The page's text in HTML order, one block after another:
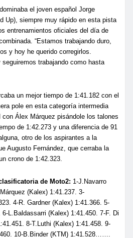
el joven español Jorge
Up), siempre muy rápido en esta pista
entrenamientos oficiales del día de
“Estamos trabajando duro,
y hoy he querido corregirlos.
trabajando como hasta
un mejor tiempo de 1:41.182 con el
pole en esta categoría intermedia
Álex Márquez pisándole los talones
de 1:42.273 y una diferencia de 91
otro de los aspirantes a la
Augusto Fernández, que cerraba la
crono de 1:42.323.
de Moto2: 1-J.Navarro
(Kalex) 1:41.237. 3-
4-R. Gardner (Kalex) 1:41.366. 5-
L.Baldassarri (Kalex) 1:41.450. 7-F. Di
8-T.Luthi (Kalex) 1:41.458. 9-
10-B.Binder (KTM) 1:41.528…….